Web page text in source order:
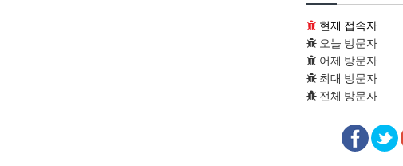
현재 접속자
오늘 방문자
어제 방문자
최대 방문자
전체 방문자